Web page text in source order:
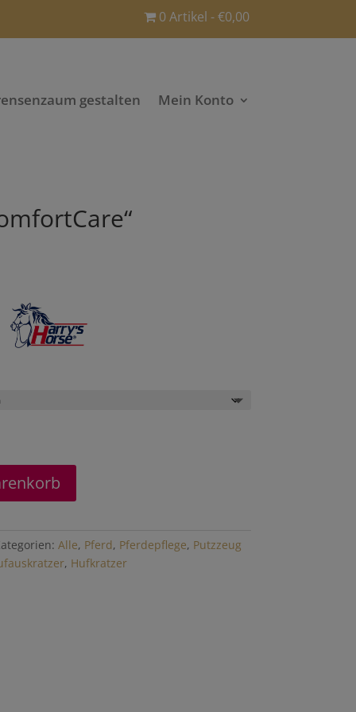
0 Artikel €0,00
gestalten Mein Konto
Alle, Pferd, Pferdepflege, Putzzeug
, Hufkratzer